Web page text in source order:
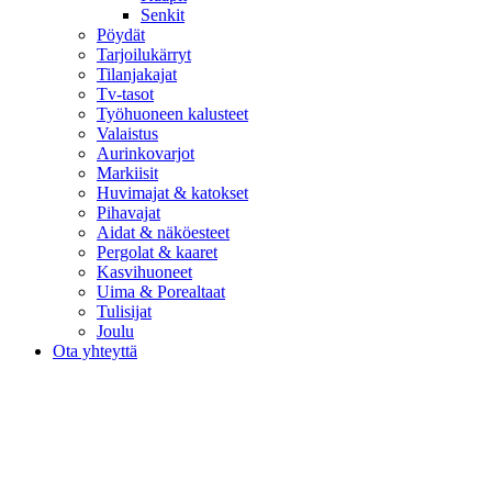
Senkit
Pöydät
Tarjoilukärryt
Tilanjakajat
Tv-tasot
Työhuoneen kalusteet
Valaistus
Aurinkovarjot
Markiisit
Huvimajat & katokset
Pihavajat
Aidat & näköesteet
Pergolat & kaaret
Kasvihuoneet
Uima & Porealtaat
Tulisijat
Joulu
Ota yhteyttä